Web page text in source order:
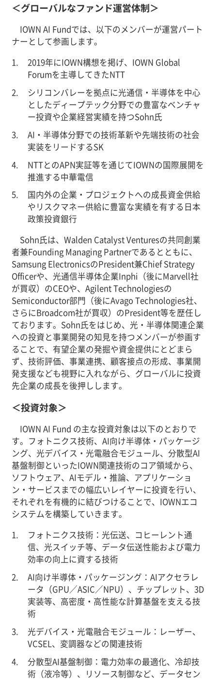
＜グローバルなファンド運営体制＞
IOWN AI Fundでは、以下のメンバーが運営パート
ナーとして参画します。
2019年にIOWN構想を掲げ、IOWN Global
Forumを主導してきたNTT
シリコンバレーを拠点に光通信・半導体を中心
としたディープテック分野での豊富なベンチャ
ー投資や企業経営実績を持つSohn氏
AI・半導体分野での技術革新や先端技術の社会
実装をリードするSK
NTTとのAPN実証等を通じてIOWNの国際展開を
推進する中華電信
国内外の企業・プロジェクトへの成長資金供給
やリスクマネー供給に豊富な実績を有する日本
政策投資銀行
Sohn氏は、Walden Catalyst Venturesの共同創業
者兼Founding Managing Partnerであるとともに、
Samsung ElectronicsのPresident兼Chief Strategy
Officerや、光通信半導体企業Inphi（後にMarvell社
が買収）のCEOや、Agilent Technologiesの
Semiconductor部門（後にAvago Technologies社、
さらにBroadcom社が買収）のPresident等を歴任し
ております。Sohn氏をはじめ、光・半導体関連企業
への投資と事業開発の知見を持つメンバーが参画す
ることで、有望企業の発掘や資金提供にとどまら
ず、技術評価、事業連携、顧客接点の形成、事業開
発支援なども視野に入れながら、グローバルに投資
先企業の成長を後押しします。
＜投資対象＞
IOWN AI Fund の主な投資対象は以下のとおりで
す。フォトニクス技術、AI向け半導体・パッケージ
ング、光デバイス・光電融合モジュール、分散型AI
基盤制御といったIOWN関連技術のコア領域から、
ソフトウェア、AIモデル・推論、アプリケーショ
ン・サービスまでの幅広いレイヤーに投資を行い、
それぞれを有機的に結びつけることで、IOWNエコ
システムを構築していきます。
フォトニクス技術：光伝送、コヒーレント通
信、光スイッチ等、データ伝送性能および電力
効率の向上に資する技術
AI向け半導体・パッケージング：AIアクセラレ
ータ（GPU／ASIC／NPU）、チップレット、3D
実装等、高密度・高性能な計算基盤を支える技
術
光デバイス・光電融合モジュール：レーザー、
VCSEL、変調器などの関連技術
分散型AI基盤制御：電力効率の最適化、冷却技
術（液冷等）、リソース制御など、データセン